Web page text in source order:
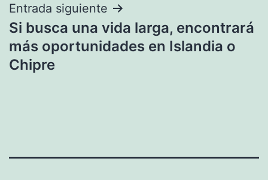
Entrada siguiente
Si busca una vida larga, encontrará
más oportunidades en Islandia o
Chipre